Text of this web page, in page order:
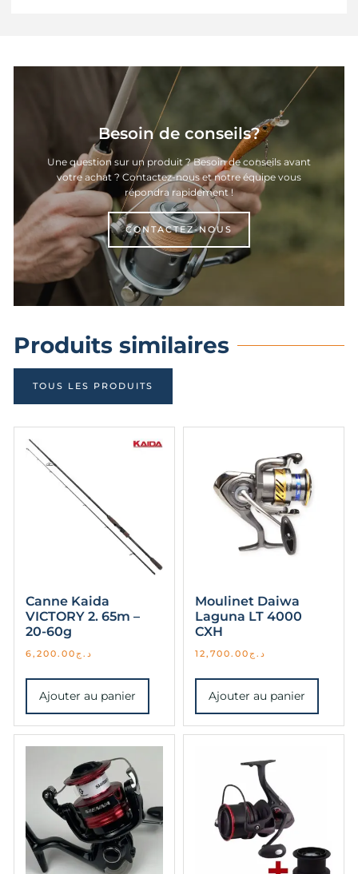
Besoin de conseils?
Une question sur un produit ? Besoin de conseils avant
votre achat ? Contactez-nous et notre équipe vous
répondra rapidement !
CONTACTEZ-NOUS
Produits similaires
TOUS LES PRODUITS
Canne Kaida
VICTORY 2. 65m –
20-60g
د.ج 6,200.00
Ajouter au panier
Moulinet Daiwa
Laguna LT 4000
CXH
د.ج 12,700.00
Ajouter au panier